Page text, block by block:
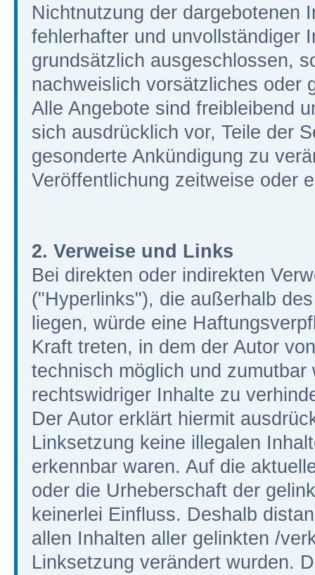
Nichtnutzung der dargebotenen
fehlerhafter und unvollständiger
grundsätzlich ausgeschlossen,
nachweislich vorsätzliches oder
Alle Angebote sind freibleibend
sich ausdrücklich vor, Teile der
gesonderte Ankündigung zu
Veröffentlichung zeitweise oder
2. Verweise und Links
Bei direkten oder indirekten
("Hyperlinks"), die außerhalb
liegen, würde eine
Kraft treten, in dem der Autor
technisch möglich und
rechtswidriger Inhalte zu
Der Autor erklärt hiermit
Linksetzung keine illegalen
erkennbar waren. Auf die
oder die Urheberschaft der
keinerlei Einfluss. Deshalb
allen Inhalten aller gelinkten /
Linksetzung verändert wurden.